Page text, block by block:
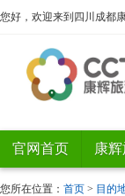
您好，欢迎来到四川成都
官网首页 康
您所在位置： 首页 > 目的